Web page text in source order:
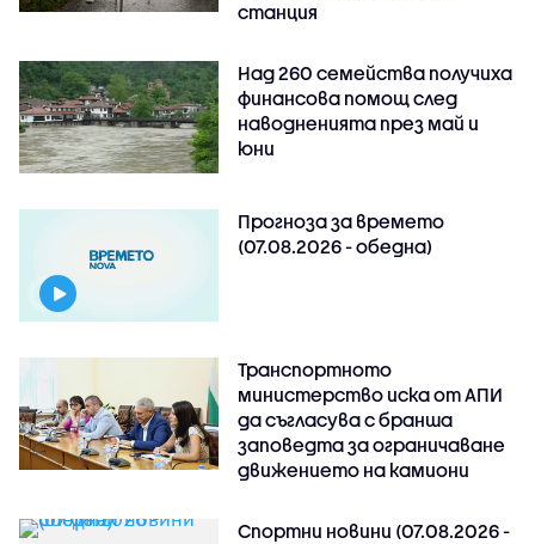
станция
Над 260 семейства получиха
финансова помощ след
наводненията през май и
юни
Прогноза за времето
(07.08.2026 - обедна)
Транспортното
министерство иска от АПИ
да съгласува с бранша
заповедта за ограничаване
движението на камиони
Спортни новини (07.08.2026 -